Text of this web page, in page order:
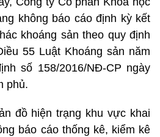
không báo cáo định kỳ kết
khoáng sản theo quy định
55 Luật Khoáng sản năm
số 158/2016/NĐ-CP ngày
phủ.
đồ hiện trạng khu vực khai
báo cáo thống kê, kiểm kê